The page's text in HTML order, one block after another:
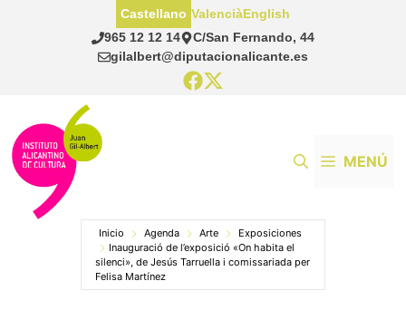
965 12 12 14
C/San Fernando, 44
gilalbert@diputacionalicante.es
Castellano ValenciàEnglish
MENÚ
Inicio Agenda Arte
Exposiciones
Inauguració de l’exposició «On habita el
silenci», de Jesús Tarruella i comissariada per
Felisa Martínez